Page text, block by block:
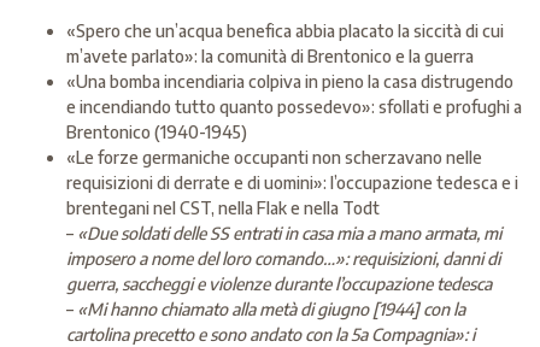
«Spero che un’acqua benefica abbia placato la siccità di cui
m’avete parlato»: la comunità di Brentonico e la guerra
«Una bomba incendiaria colpiva in pieno la casa distrugendo
e incendiando tutto quanto possedevo»: sfollati e profughi a
Brentonico (1940-1945)
«Le forze germaniche occupanti non scherzavano nelle
requisizioni di derrate e di uomini»: l’occupazione tedesca e i
brentegani nel CST, nella Flak e nella Todt
– «Due soldati delle SS entrati in casa mia a mano armata, mi
imposero a nome del loro comando…»: requisizioni, danni di
guerra, saccheggi e violenze durante l’occupazione tedesca
– «Mi hanno chiamato alla metà di giugno [1944] con la
cartolina precetto e sono andato con la 5a Compagnia»: i